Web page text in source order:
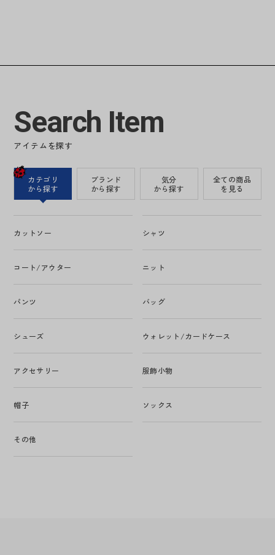
Search Item
アイテムを探す
カテゴリ
から探す
ブランド
から探す
気分
から探す
全ての商品
を見る
カットソー シャツ
コート/アウター ニット
パンツ バッグ
シューズ ウォレット/カードケース
アクセサリー 服飾小物
帽子 ソックス
その他